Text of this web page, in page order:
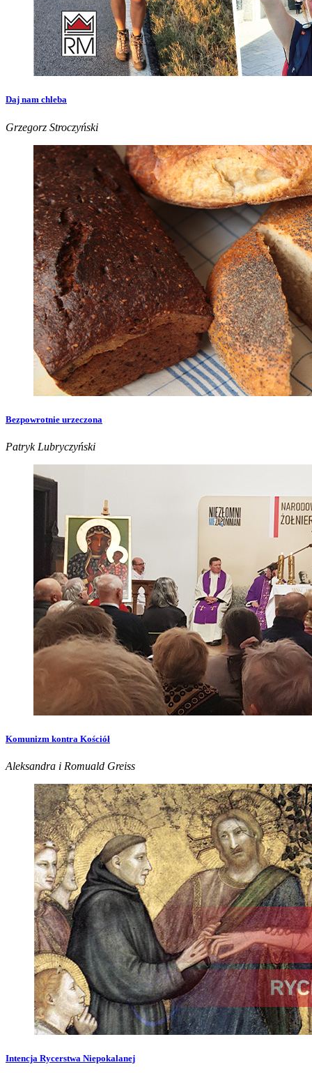
Daj nam chleba
Grzegorz Stroczyński
Bezpowrotnie urzeczona
Patryk Lubryczyński
Komunizm kontra Kościół
Aleksandra i Romuald Greiss
Intencja Rycerstwa Niepokalanej